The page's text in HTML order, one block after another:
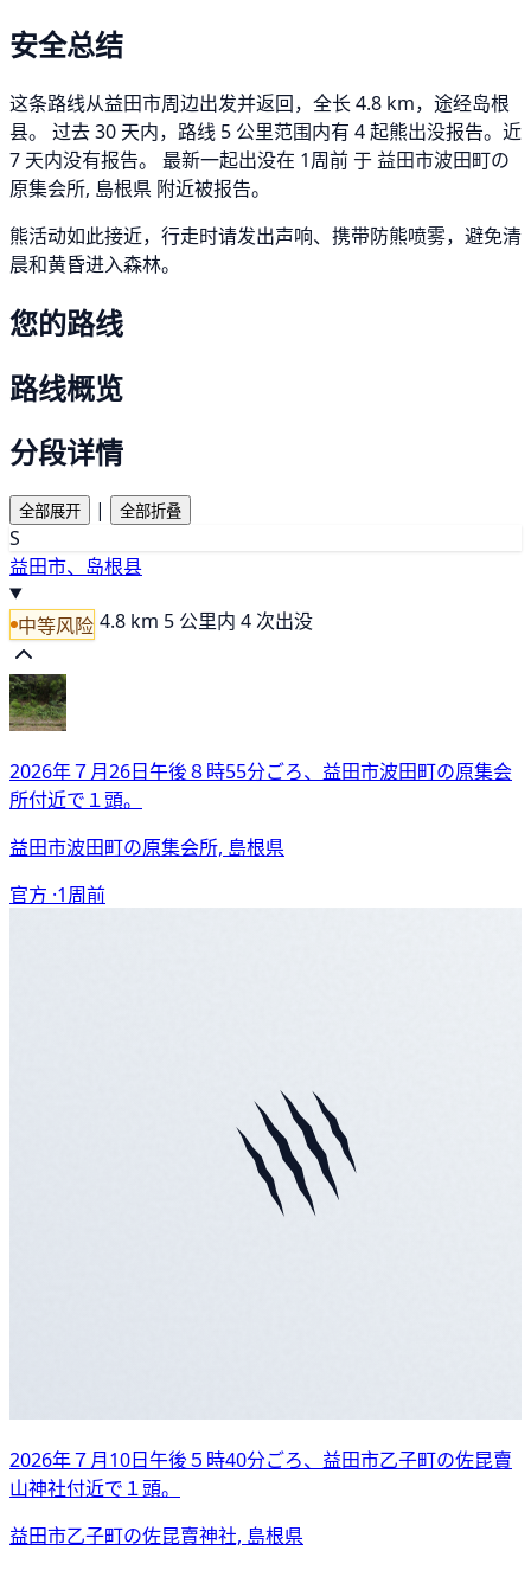
安全总结
这条路线从益田市周边出发并返回，全长 4.8 km，途经岛根
县。 过去 30 天内，路线 5 公里范围内有 4 起熊出没报告。近
7 天内没有报告。 最新一起出没在 1周前 于 益田市波田町の
原集会所, 島根県 附近被报告。
熊活动如此接近，行走时请发出声响、携带防熊喷雾，避免清
晨和黄昏进入森林。
您的路线
路线概览
分段详情
全部展开 | 全部折叠
S
益田市、岛根县
中等风险 4.8 km 5 公里内 4 次出没
2026年７月26日午後８時55分ごろ、益田市波田町の原集会
所付近で１頭。
益田市波田町の原集会所, 島根県
官方 ·1周前
2026年７月10日午後５時40分ごろ、益田市乙子町の佐昆賣
山神社付近で１頭。
益田市乙子町の佐昆賣神社, 島根県